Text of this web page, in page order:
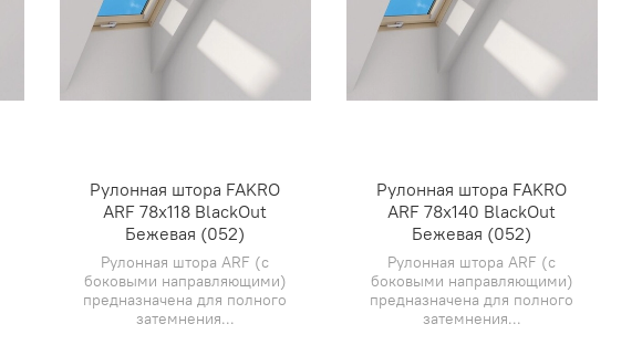
Рулонная штора FAKRO
ARF 78х118 BlackOut
Бежевая (052)
Рулонная штора ARF (с
боковыми направляющими)
предназначена для полного
затемнения...
Рулонная штора FAKRO
ARF 78х140 BlackOut
Бежевая (052)
Рулонная штора ARF (с
боковыми направляющими)
предназначена для полного
затемнения...